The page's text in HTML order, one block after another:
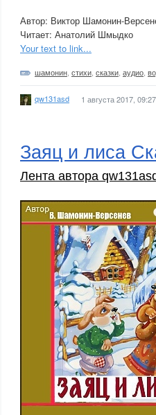
Автор: Виктор Шамонин-
Читает: Анатолий Шмыдко
Your text to link...
шамонин стихи сказки аудио
qw131asd 1 августа 2017, 09:27
Заяц и лиса
Лента автора